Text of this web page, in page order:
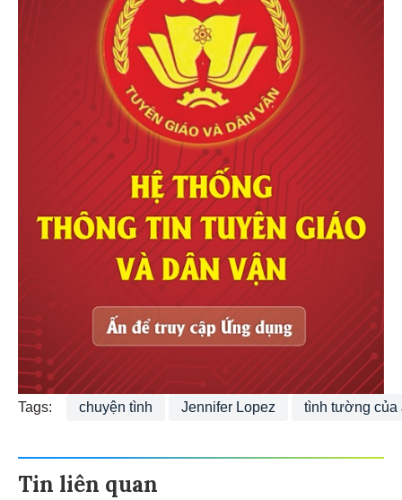
Tags: chuyện tình Jennifer Lopez tình tường của
Tin liên quan